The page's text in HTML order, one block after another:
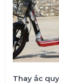
Thay ắc